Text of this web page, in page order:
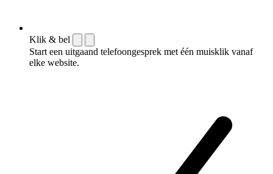
Klik & bel
Start een uitgaand telefoongesprek met één muisklik vanaf
elke website.